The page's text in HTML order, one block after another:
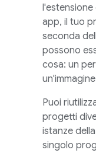
app, il tuo
seconda
possono
cosa: un
Puoi
progetti
istanze
singolo